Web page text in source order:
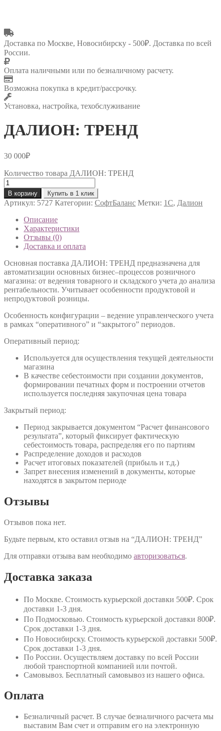
Доставка по Москве, Новосибирску - 500₽. Доставка по всей
России.
Оплата наличными или по безналичному расчету.
Возможна покупка в кредит/рассрочку.
Установка, настройка, техобслуживание
ДАЛИОН: ТРЕНД
30 000₽
Количество товара ДАЛИОН: ТРЕНД
В корзину Купить в 1 клик
Артикул: 5727 Категории: СофтБаланс Метки: 1С, Далион
Описание
Характеристики
Отзывы (0)
Доставка и оплата
Основная поставка ДАЛИОН: ТРЕНД предназначена для
автоматизации основных бизнес–процессов розничного
магазина: от ведения товарного и складского учета до анализа
рентабельности. Учитывает особенности продуктовой и
непродуктовой розницы.
Особенность конфигурации – ведение управленческого учета
в рамках “оперативного” и “закрытого” периодов.
Оперативный период:
Используется для осуществления текущей деятельности
магазина
В качестве себестоимости при создании документов,
формировании печатных форм и построении отчетов
используется последняя закупочная цена товара
Закрытый период:
Период закрывается документом “Расчет финансового
результата”, который фиксирует фактическую
себестоимость товара, распределяя его по партиям
Распределение доходов и расходов
Расчет итоговых показателей (прибыль и т.д.)
Запрет внесения изменений в документы, которые
находятся в закрытом периоде
Отзывы
Отзывов пока нет.
Будьте первым, кто оставил отзыв на “ДАЛИОН: ТРЕНД”
Для отправки отзыва вам необходимо авторизоваться.
Доставка заказа
По Москве. Стоимость курьерской доставки 500₽. Срок
доставки 1-3 дня.
По Подмосковью. Стоимость курьерской доставки 800₽.
Срок доставки 1-3 дня.
По Новосибирску. Стоимость курьерской доставки 500₽.
Срок доставки 1-3 дня.
По России. Осуществляем доставку по всей России
любой транспортной компанией или почтой.
Самовывоз. Бесплатный самовывоз из нашего офиса.
Оплата
Безналичный расчет. В случае безналичного расчета мы
выставим Вам счет и отправим его на электронную